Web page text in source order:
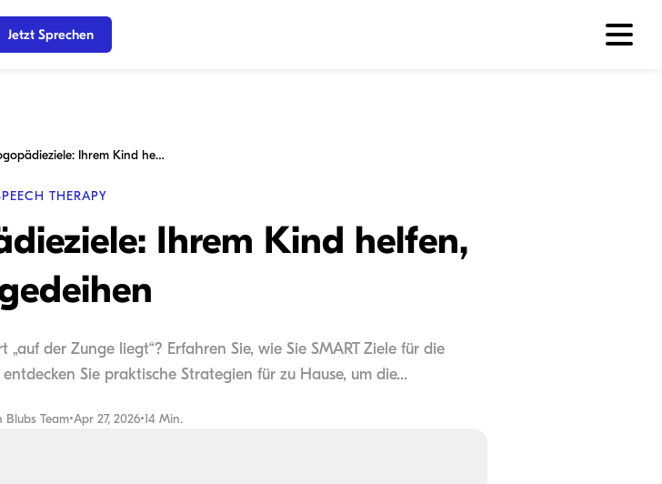
Jetzt Sprechen
Wortfindungs-Logopädieziele: Ihrem Kind helfen, zu gedeihen
THERAPY
Ihrem Kind helfen,
der Zunge liegt“? Erfahren Sie, wie Sie SMART Ziele für die
Sie praktische Strategien für zu Hause, um die...
Blubs Team•Apr 27, 2026•14 Min.